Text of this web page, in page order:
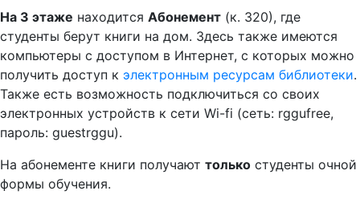
На 3 этаже находится Абонемент (к. 320), где
студенты берут книги на дом. Здесь также имеются
компьютеры с доступом в Интернет, с которых можно
получить доступ к электронным ресурсам библиотеки.
Также есть возможность подключиться со своих
электронных устройств к сети Wi-fi (сеть: rggufree,
пароль: guestrggu).
На абонементе книги получают только студенты очной
формы обучения.